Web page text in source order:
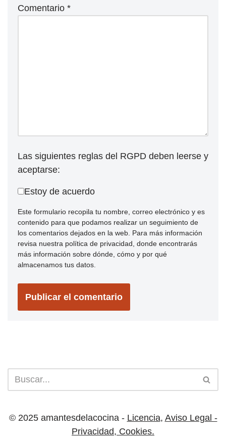
Comentario *
Las siguientes reglas del RGPD deben leerse y
aceptarse:
Estoy de acuerdo
Este formulario recopila tu nombre, correo electrónico y es
contenido para que podamos realizar un seguimiento de
los comentarios dejados en la web. Para más información
revisa nuestra política de privacidad, donde encontrarás
más información sobre dónde, cómo y por qué
almacenamos tus datos.
© 2025 amantesdelacocina - Licencia, Aviso Legal -
Privacidad, Cookies.